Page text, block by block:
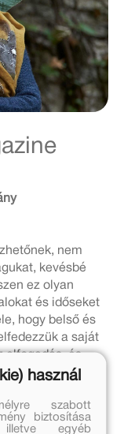
nem
kevésbé
ez olyan
és időseket
hogy belső és
a saját
elfogadás, és
rendkívül
az Olga, a
használ
szabott
biztosítása
egyéb